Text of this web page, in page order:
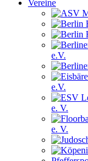
Vereine
e.V.
e.V.
e. V.
e. V.